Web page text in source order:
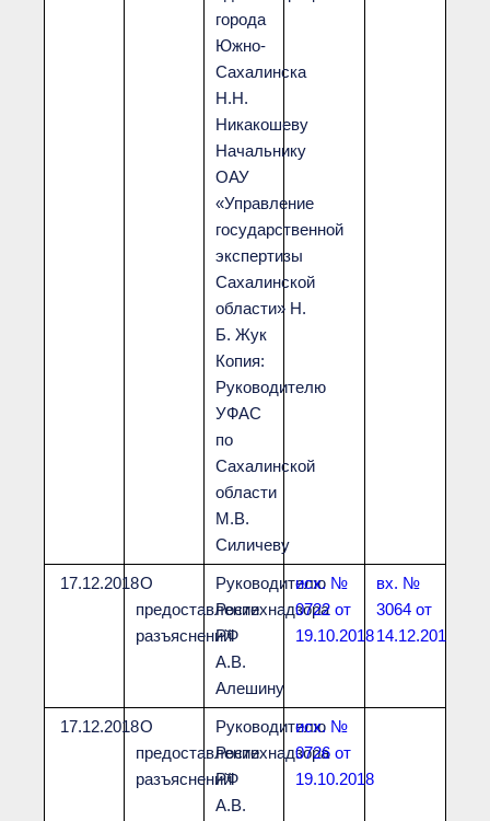
города
Южно-
Сахалинска
Н.Н.
Никакошеву
Начальнику
ОАУ
«Управление
государственной
экспертизы
Сахалинской
области» Н.
Б. Жук
Копия:
Руководителю
УФАС
по
Сахалинской
области
М.В.
Силичеву
17.12.2018О
предоставлении
разъяснений
Руководителю
Ростехнадзора
РФ
А.В.
Алешину
исх. №
0722 от
19.10.2018
вх. №
3064 от
14.12.2018
17.12.2018О
предоставлении
разъяснений
Руководителю
Ростехнадзора
РФ
А.В.
исх. №
0726 от
19.10.2018